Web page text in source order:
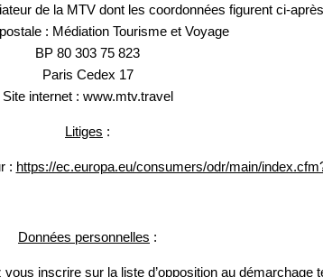
de la MTV dont les coordonnées figurent ci-
: Médiation Tourisme et Voyage
BP 80 303 75 823
Paris Cedex 17
Site internet : www.mtv.travel
Litiges :
: https://ec.europa.eu/consumers/odr/main/
Données personnelles :
inscrire sur la liste d’opposition au démarchage
Les informations recueillies
exclusivement au traitement